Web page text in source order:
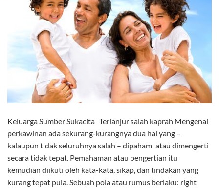
Keluarga Sumber Sukacita Terlanjur salah kaprah Mengenai
perkawinan ada sekurang-kurangnya dua hal yang –
kalaupun tidak seluruhnya salah – dipahami atau dimengerti
secara tidak tepat. Pemahaman atau pengertian itu
kemudian diikuti oleh kata-kata, sikap, dan tindakan yang
kurang tepat pula. Sebuah pola atau rumus berlaku: right